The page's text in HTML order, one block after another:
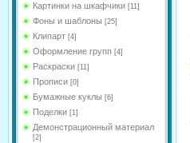
Картинки на шкафчики [11]
Фоны и шаблоны [25]
Клипарт [4]
Оформление групп [4]
Раскраски [11]
Прописи [0]
Бумажные куклы [6]
Поделки [1]
Демонстрационный материал
[2]